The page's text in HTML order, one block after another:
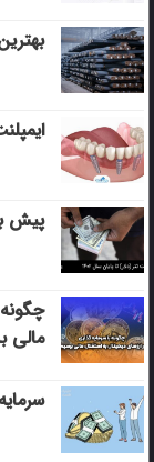
پیش
چگونه
مالی